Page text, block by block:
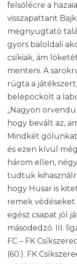
felsőlécre a
visszapattant
megnyugtató
gyors baloldali
csíkiak, ám
menteni. A
rúgta a
belepöckölt a
„Nagyon
hogy bevált az,
Mindkét
és ezen kívül
három ellen,
tudtuk
hogy Husar is
remek védéseket
egész csapat jól
másodedző. III.
FC – FK
(60.). FK